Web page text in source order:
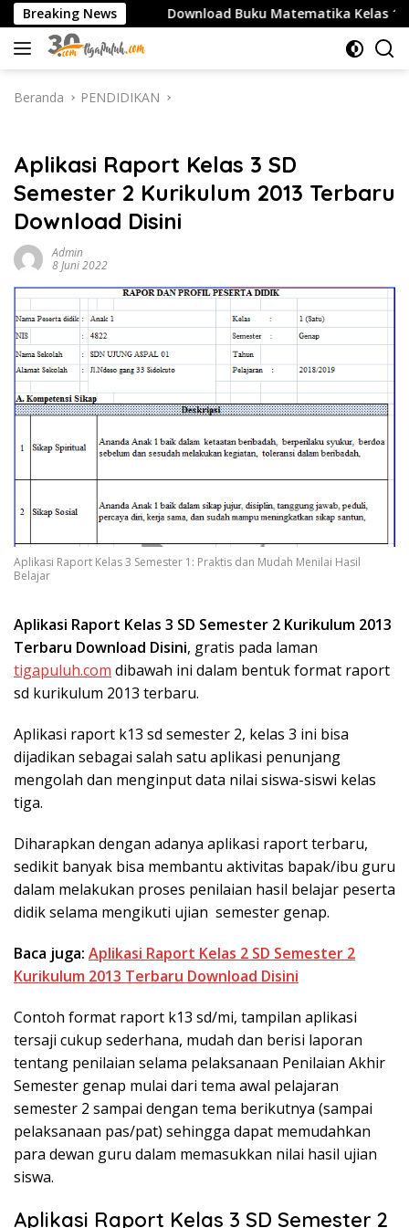
Langsung
ke
konten
Breaking News
SMK Download Buku Matematika Kelas 1 SD
Beranda PENDIDIKAN
Aplikasi Raport Kelas 3 SD
Semester 2 Kurikulum 2013 Terbaru
Download Disini
Admin
8 Juni 2022
Aplikasi Raport Kelas 3 Semester 1: Praktis dan Mudah Menilai Hasil
Belajar
Aplikasi Raport Kelas 3 SD Semester 2 Kurikulum 2013
Terbaru Download Disini, gratis pada laman
tigapuluh.com dibawah ini dalam bentuk format raport
sd kurikulum 2013 terbaru.
Aplikasi raport k13 sd semester 2, kelas 3 ini bisa
dijadikan sebagai salah satu aplikasi penunjang
mengolah dan menginput data nilai siswa-siswi kelas
tiga.
Diharapkan dengan adanya aplikasi raport terbaru,
sedikit banyak bisa membantu aktivitas bapak/ibu guru
dalam melakukan proses penilaian hasil belajar peserta
didik selama mengikuti ujian semester genap.
Baca juga: Aplikasi Raport Kelas 2 SD Semester 2
Kurikulum 2013 Terbaru Download Disini
Contoh format raport k13 sd/mi, tampilan aplikasi
tersaji cukup sederhana, mudah dan berisi laporan
tentang penilaian selama pelaksanaan Penilaian Akhir
Semester genap mulai dari tema awal pelajaran
semester 2 sampai dengan tema berikutnya (sampai
pelaksanaan pas/pat) sehingga dapat memudahkan
para dewan guru dalam memasukkan nilai hasil ujian
siswa.
Aplikasi Raport Kelas 3 SD Semester 2